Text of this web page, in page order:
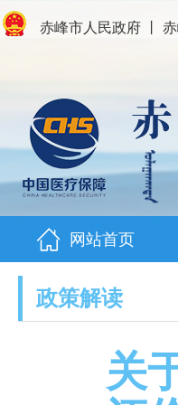
赤峰市人民政府
网站首页
政策解读
关